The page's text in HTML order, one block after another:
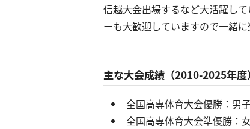
信越大会出場するなど大活躍し
ーも大歓迎していますので一緒
主な大会成績（2010-2025年度）
全国高専体育大会優勝：男
全国高専体育大会準優勝：